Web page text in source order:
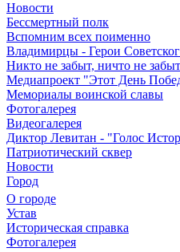
Новости
Бессмертный полк
Вспомним всех поименно
Владимирцы - Герои
Никто не забыт, ничто не
Медиапроект "Этот День
Мемориалы воинской славы
Фотогалерея
Видеогалерея
Диктор Левитан - "Голос
Патриотический сквер
Новости
Город
О городе
Устав
Историческая справка
Фотогалерея